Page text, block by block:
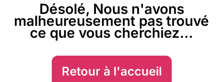
Désolé, Nous n'avons
malheureusement pas trouvé
ce que vous cherchiez...
Retour à l'accueil